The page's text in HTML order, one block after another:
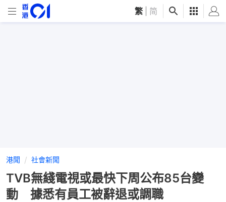
繁 简
港聞 社會新聞
TVB無綫電視或最快下周公布85台變
動 據悉有員工被辭退或調職